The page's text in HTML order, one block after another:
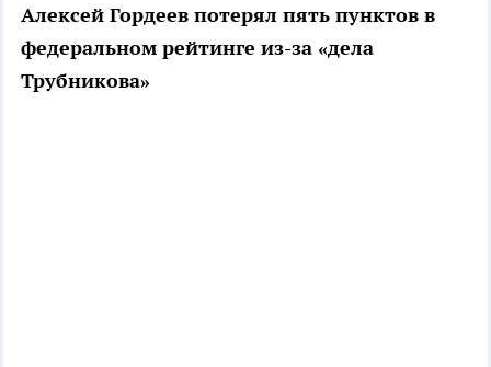
Алексей Гордеев потерял пять пунктов в
федеральном рейтинге из-за «дела
Трубникова»